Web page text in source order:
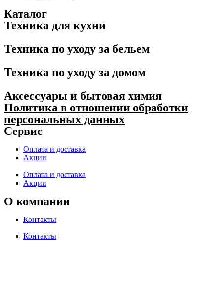
Каталог
Техника для кухни
Техника по уходу за бельем
Техника по уходу за домом
Аксессуары и бытовая химия
Политика в отношении обработки
персональных данных
Сервис
Оплата и доставка
Акции
Оплата и доставка
Акции
О компании
Контакты
Контакты